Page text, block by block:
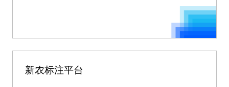
新农标注平台